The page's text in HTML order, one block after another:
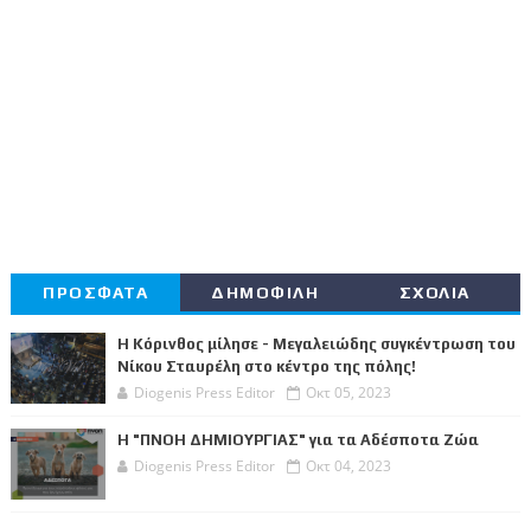
ΠΡΟΣΦΑΤΑ ΔΗΜΟΦΙΛΗ ΣΧΟΛΙΑ
Η Κόρινθος μίλησε - Μεγαλειώδης συγκέντρωση του
Νίκου Σταυρέλη στο κέντρο της πόλης!
Diogenis Press Editor Οκτ 05, 2023
Η "ΠΝΟΗ ΔΗΜΙΟΥΡΓΙΑΣ" για τα Αδέσποτα Ζώα
Diogenis Press Editor Οκτ 04, 2023